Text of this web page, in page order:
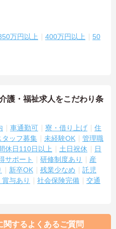
万円以上 400万円以上
50
護・福祉求人をこだわり条
車通勤可 寮・借り上げ
住
タッフ募集 未経験OK
管理職
休日110日以上 土日祝休
日
サポート 研修制度あり
産
新卒OK 残業少なめ
託児
与あり 社会保険完備
交通
するよくあるご質問